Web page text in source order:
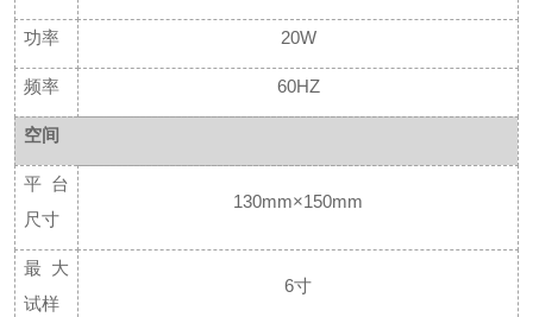
功率 20W
频率 60HZ
空间
平台
尺寸
130mm×150mm
最大
试样
6寸